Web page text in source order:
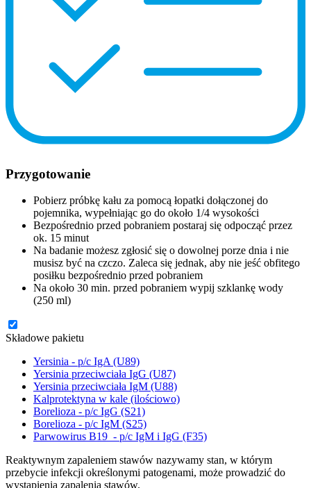
Przygotowanie
Pobierz próbkę kału za pomocą łopatki dołączonej do
pojemnika, wypełniając go do około 1/4 wysokości
Bezpośrednio przed pobraniem postaraj się odpocząć przez
ok. 15 minut
Na badanie możesz zgłosić się o dowolnej porze dnia i nie
musisz być na czczo. Zaleca się jednak, aby nie jeść obfitego
posiłku bezpośrednio przed pobraniem
Na około 30 min. przed pobraniem wypij szklankę wody
(250 ml)
Składowe pakietu
Yersinia - p/c IgA (U89)
Yersinia przeciwciała IgG (U87)
Yersinia przeciwciała IgM (U88)
Kalprotektyna w kale (ilościowo)
Borelioza - p/c IgG (S21)
Borelioza - p/c IgM (S25)
Parwowirus B19 - p/c IgM i IgG (F35)
Reaktywnym zapaleniem stawów nazywamy stan, w którym
przebycie infekcji określonymi patogenami, może prowadzić do
wystąpienia zapalenia stawów.